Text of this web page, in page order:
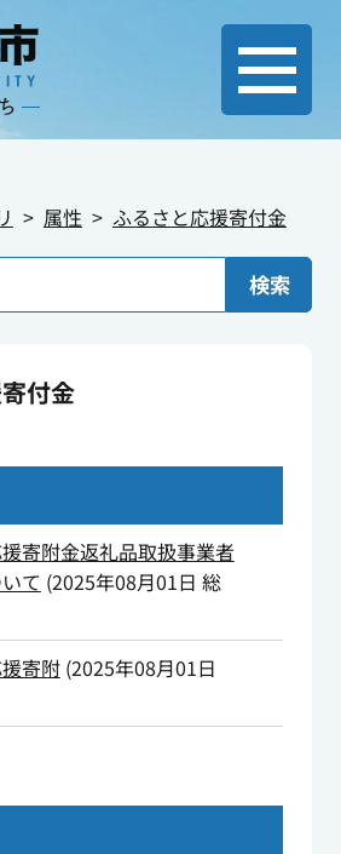
属性 ふるさと応援寄付金
検索
付金
寄附金返礼品取扱事業者
て (2025年08月01日 総
寄附(2025年08月01日